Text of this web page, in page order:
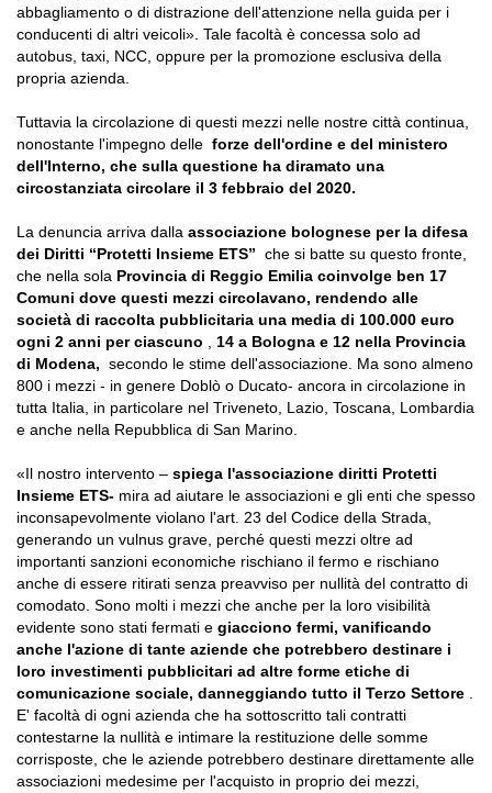
abbagliamento o di distrazione dell'attenzione nella guida per i
conducenti di altri veicoli». Tale facoltà è concessa solo ad
autobus, taxi, NCC, oppure per la promozione esclusiva della
propria azienda.
Tuttavia la circolazione di questi mezzi nelle nostre città continua,
nonostante l'impegno delle forze dell'ordine e del ministero
dell'Interno, che sulla questione ha diramato una
circostanziata circolare il 3 febbraio del 2020.
La denuncia arriva dalla associazione bolognese per la difesa
dei Diritti “Protetti Insieme ETS” che si batte su questo fronte,
che nella sola Provincia di Reggio Emilia coinvolge ben 17
Comuni dove questi mezzi circolavano, rendendo alle
società di raccolta pubblicitaria una media di 100.000 euro
ogni 2 anni per ciascuno
14 a Bologna e 12 nella Provincia
di Modena, secondo le stime dell'associazione. Ma sono almeno
800 i mezzi - in genere Doblò o Ducato- ancora in circolazione in
tutta Italia, in particolare nel Triveneto, Lazio, Toscana, Lombardia
e anche nella Repubblica di San Marino.
«Il nostro intervento – spiega l'associazione diritti Protetti
Insieme ETS- mira ad aiutare le associazioni e gli enti che spesso
inconsapevolmente violano l'art. 23 del Codice della Strada,
generando un vulnus grave, perché questi mezzi oltre ad
importanti sanzioni economiche rischiano il fermo e rischiano
anche di essere ritirati senza preavviso per nullità del contratto di
comodato. Sono molti i mezzi che anche per la loro visibilità
evidente sono stati fermati e giacciono fermi, vanificando
anche l'azione di tante aziende che potrebbero destinare i
loro investimenti pubblicitari ad altre forme etiche di
comunicazione sociale, danneggiando tutto il Terzo Settore
E' facoltà di ogni azienda che ha sottoscritto tali contratti
contestarne la nullità e intimare la restituzione delle somme
corrisposte, che le aziende potrebbero destinare direttamente alle
associazioni medesime per l'acquisto in proprio dei mezzi,